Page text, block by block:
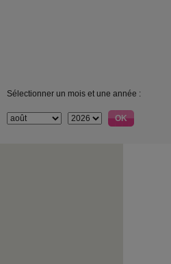
Sélectionner un mois et une année :